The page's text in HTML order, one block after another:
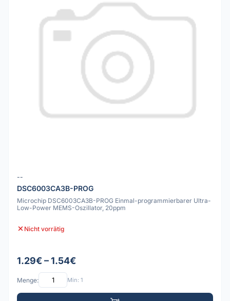
--
DSC6003CA3B-PROG
Microchip DSC6003CA3B-PROG Einmal-programmierbarer Ultra-
Low-Power MEMS-Oszillator, 20ppm
Nicht vorrätig
1.29€ – 1.54€
Menge: Min: 1